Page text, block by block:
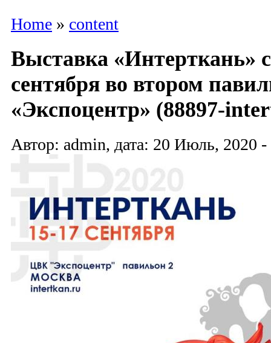
Home » content
Выставка «Интерткань»
сентября во втором
«Экспоцентр» (88897-
Автор: admin, дата: 20 Июль, 2020 -